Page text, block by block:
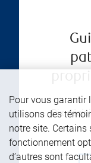
Dix
Pour vous garantir
utilisons des
notre site.
fonctionnement
d’autres sont